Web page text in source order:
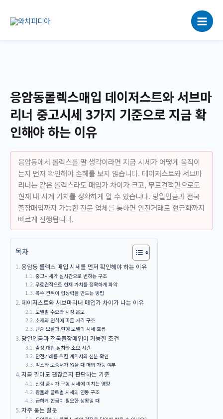
로
응암동롤렉스매입 데이저스트와 서브마
리너 중고시세 3가지 기준으로 지금 확
인해야 하는 이유
응암동에서 롤렉스를 팔 생각이라면 지금 시세가 어떻게 움직이
는지 먼저 확인해야 손해를 보지 않습니다. 데이저스트와 서브마
리너는 같은 롤렉스라도 매입가 차이가 크고, 무료견적만으로도
현재 내 시계 가치를 정확하게 알 수 있습니다. 당일입금과 전국
출장매입까지 가능한 전문 업체를 통하면 안전거래로 현금화까지
빠르게 진행됩니다.
목차
응암동 롤렉스 매입 시세를 먼저 확인해야 하는 이유
중고시세가 실시간으로 변하는 구조
무료견적으로 현재 가치를 정확하게 파악
복수 견적이 협상력을 만드는 방법
데이저스트와 서브마리너 매입가 차이가 나는 이유
모델별 수요와 시장 온도
소재와 연식에 따른 가격 구조
단종 모델과 현행 모델의 시세 흐름
당일입금과 전국출장매입이 가능한 조건
출장 매입 절차와 소요 시간
안전거래를 위한 계약서와 신분 확인
박스와 보증서가 없을 때 매입 가능 여부
지금 팔아도 괜찮은지 판단하는 기준
신형 출시가 구형 시세에 미치는 영향
환율과 글로벌 시세의 연동 구조
급하게 현금이 필요한 상황일 때
자주 묻는 질문